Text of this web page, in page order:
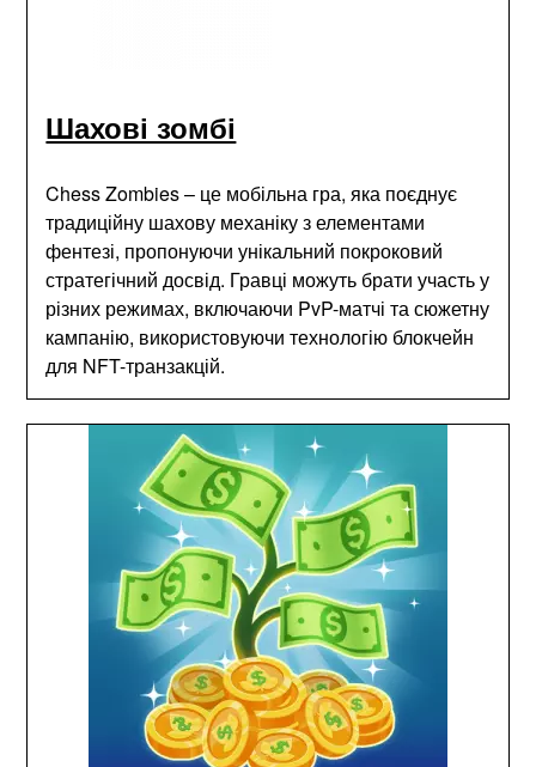
Шахові зомбі
Chess Zombies – це мобільна гра, яка поєднує
традиційну шахову механіку з елементами
фентезі, пропонуючи унікальний покроковий
стратегічний досвід. Гравці можуть брати участь у
різних режимах, включаючи PvP-матчі та сюжетну
кампанію, використовуючи технологію блокчейн
для NFT-транзакцій.